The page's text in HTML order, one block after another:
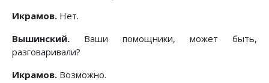
Икрамов. Нет.
Вышинский. Ваши помощники, может быть,
разговаривали?
Икрамов. Возможно.